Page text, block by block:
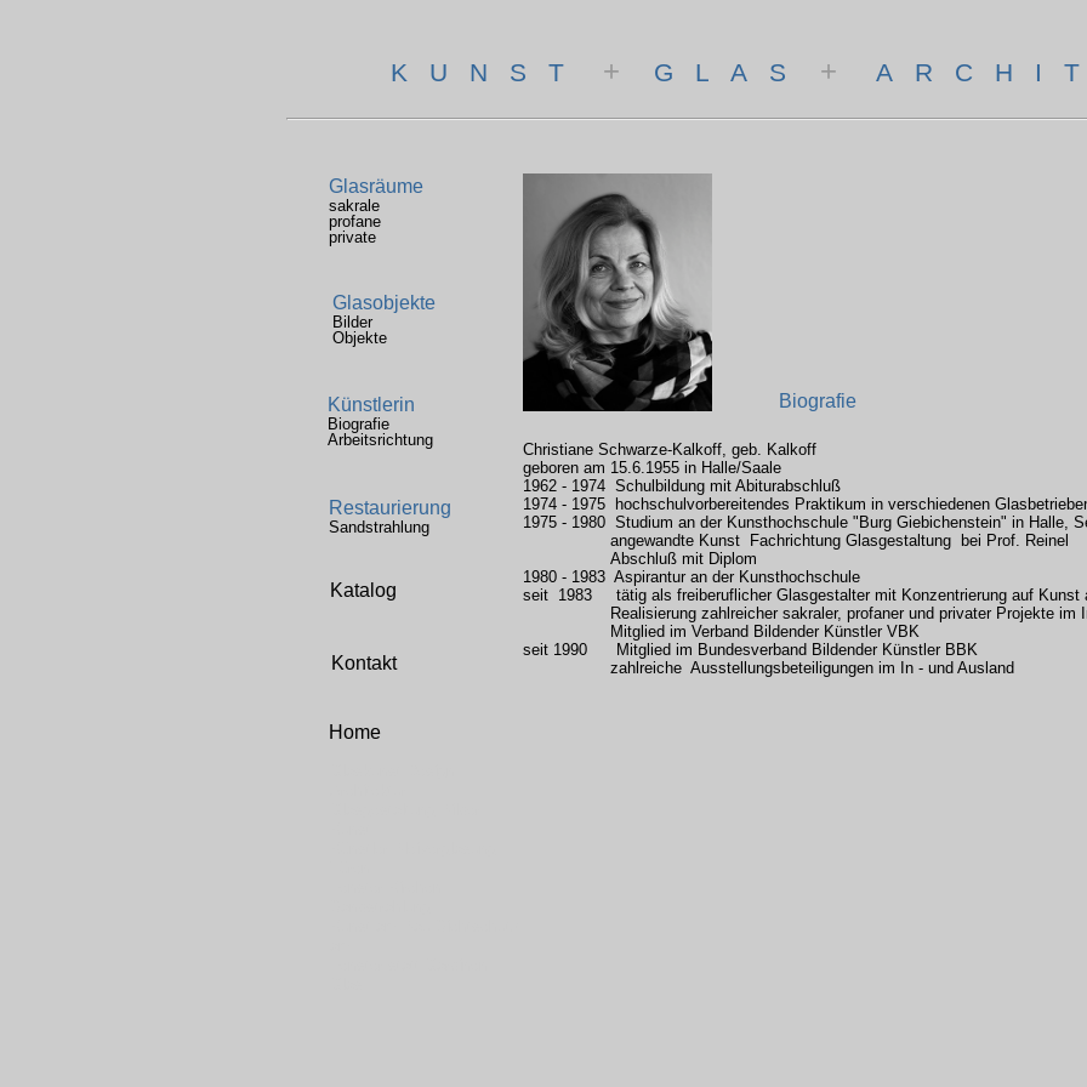
K U N S T + G L A S + A R C H I T
Glasräume
sakrale
profane
private
Glasobjekte
Bilder
Objekte
Künstlerin
Biografie
Arbeitsrichtung
Restaurierung
Sandstrahlung
Katalog
Kontakt
Biografie
Christiane Schwarze-Kalkoff, geb. Kalkoff
geboren am 15.6.1955 in Halle/Saale
1962 - 1974 Schulbildung mit Abiturabschluß
1974 - 1975 hochschulvorbereitendes Praktikum in verschiedenen
1975 - 1980 Studium an der Kunsthochschule "Burg Giebichenstein" in Halle,
angewandte Kunst Fachrichtung Glasgestaltung bei Prof. Reinel
Abschluß mit Diplom
1980 - 1983 Aspirantur an der Kunsthochschule
seit 1983 tätig als freiberuflicher Glasgestalter mit Konzentrierung auf Kunst
Realisierung zahlreicher sakraler, profaner und privater
Mitglied im Verband Bildender Künstler VBK
seit 1990 Mitglied im Bundesverband Bildender Künstler BBK
zahlreiche Ausstellungsbeteiligungen im In - und Ausland
Home